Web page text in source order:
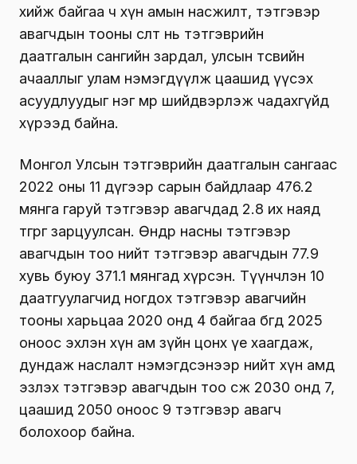
хийж байгаа ч хүн амын насжилт, тэтгэвэр
авагчдын тооны өсөлт нь тэтгэврийн
даатгалын сангийн зардал, улсын төсвийн
ачааллыг улам нэмэгдүүлж цаашид үүсэх
асуудлуудыг нэг мөр шийдвэрлэж чадахгүйд
хүрээд байна.
Монгол Улсын тэтгэврийн даатгалын сангаас
2022 оны 11 дүгээр сарын байдлаар 476.2
мянга гаруй тэтгэвэр авагчдад 2.8 их наяд
төгрөг зарцуулсан. Өндөр насны тэтгэвэр
авагчдын тоо нийт тэтгэвэр авагчдын 77.9
хувь буюу 371.1 мянгад хүрсэн. Түүнчлэн 10
даатгуулагчид ногдох тэтгэвэр авагчийн
тооны харьцаа 2020 онд 4 байгаа бөгөөд 2025
оноос эхлэн хүн ам зүйн цонх үе хаагдаж,
дундаж наслалт нэмэгдсэнээр нийт хүн амд
эзлэх тэтгэвэр авагчдын тоо өсөж 2030 онд 7,
цаашид 2050 оноос 9 тэтгэвэр авагч
болохоор байна.